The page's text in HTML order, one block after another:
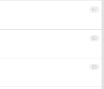
87
88
89